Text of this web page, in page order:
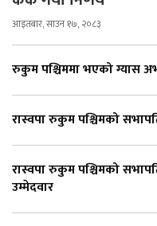
आइतबार, साउन १७, २०८३
रुकुम पश्चिममा भएको ग्यास
रास्वपा रुकुम पश्चिमको
रास्वपा रुकुम पश्चिमको
उम्मेदवार